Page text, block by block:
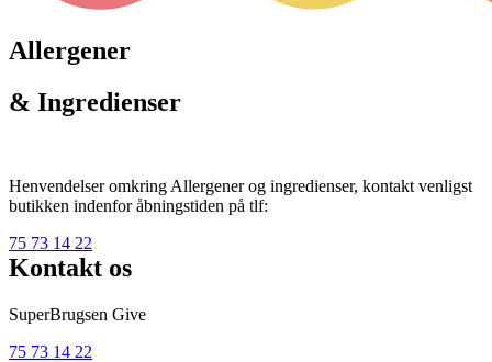
Allergener
& Ingredienser
Henvendelser omkring Allergener og ingredienser, kontakt venligst
butikken indenfor åbningstiden på tlf:
75 73 14 22
Kontakt os
SuperBrugsen Give
75 73 14 22